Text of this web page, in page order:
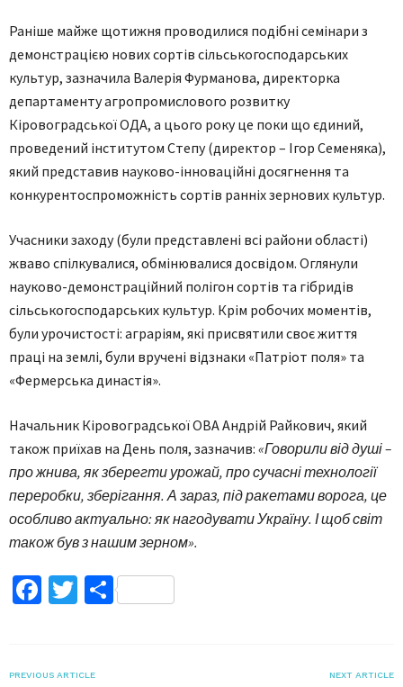
Раніше майже щотижня проводилися подібні семінари з
демонстрацією нових сортів сільськогосподарських
культур, зазначила Валерія Фурманова, директорка
департаменту агропромислового розвитку
Кіровоградської ОДА, а цього року це поки що єдиний,
проведений інститутом Степу (директор – Ігор Семеняка),
який представив науково-інноваційні досягнення та
конкурентоспроможність сортів ранніх зернових культур.
Учасники заходу (були представлені всі райони області)
жваво спілкувалися, обмінювалися досвідом. Оглянули
науково-демонстраційний полігон сортів та гібридів
сільськогосподарських культур. Крім робочих моментів,
були урочистості: аграріям, які присвятили своє життя
праці на землі, були вручені відзнаки «Патріот поля» та
«Фермерська династія».
Начальник Кіровоградської ОВА Андрій Райкович, який
також приїхав на День поля, зазначив: «Говорили від душі –
про жнива, як зберегти урожай, про сучасні технології
переробки, зберігання. А зараз, під ракетами ворога, це
особливо актуально: як нагодувати Україну. І щоб світ
також був з нашим зерном».
Facebook
TwitterПоділитися
PREVIOUS ARTICLE NEXT ARTICLE